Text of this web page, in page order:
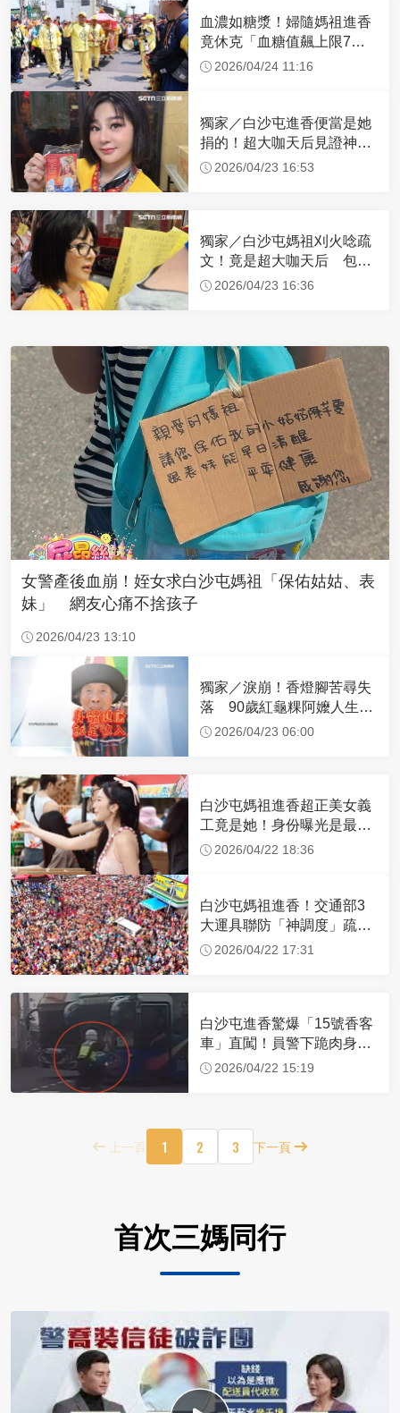
血濃如糖漿！婦隨媽祖進香
竟休克「血糖值飆上限7
倍」 醫曝原因
2026/04/24 11:16
獨家／白沙屯進香便當是她
捐的！超大咖天后見證神
蹟 一靠近媽祖就爆哭
2026/04/23 16:53
獨家／白沙屯媽祖刈火唸疏
文！竟是超大咖天后 包尿
布忍尿5小時不喊累
2026/04/23 16:36
女警產後血崩！姪女求白沙屯媽祖「保佑姑姑、表
妹」 網友心痛不捨孩子
2026/04/23 13:10
獨家／淚崩！香燈腳苦尋失
落 90歲紅龜粿阿嬤人生謝
幕2026/04/23 06:00
白沙屯媽祖進香超正美女義
工竟是她！身份曝光是最美
禮生 一輩子不結婚
2026/04/22 18:36
白沙屯媽祖進香！交通部3
大運具聯防「神調度」疏運
32.1萬創新高
2026/04/22 17:31
白沙屯進香驚爆「15號香客
車」直闖！員警下跪肉身擋
車：讓行人先過
2026/04/22 15:19
上一頁 1 2 3 下一頁
首次三媽同行